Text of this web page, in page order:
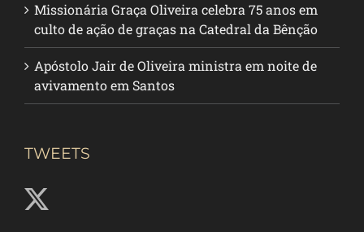
Missionária Graça Oliveira celebra 75 anos em
culto de ação de graças na Catedral da Bênção
Apóstolo Jair de Oliveira ministra em noite de
avivamento em Santos
TWEETS